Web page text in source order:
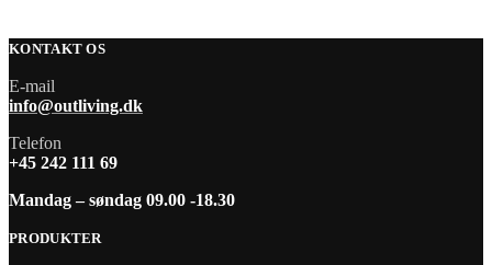
KONTAKT OS
E-mail
info@outliving.dk
Telefon
+45 242 111 69
Mandag – søndag 09.00 -18.30
PRODUKTER